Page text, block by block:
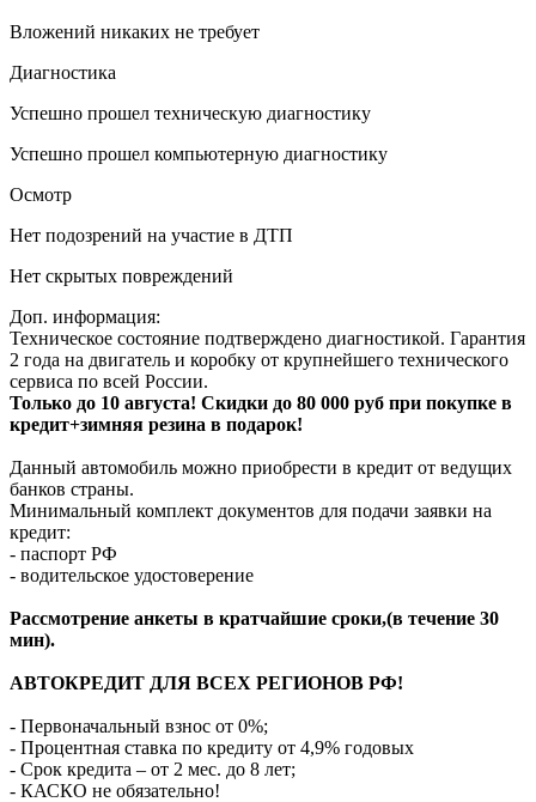
Вложений никаких не требует
Диагностика
Успешно прошел техническую диагностику
Успешно прошел компьютерную диагностику
Осмотр
Нет подозрений на участие в ДТП
Нет скрытых повреждений
Доп. информация:
Техническое состояние подтверждено диагностикой. Гарантия
2 года на двигатель и коробку от крупнейшего технического
сервиса по всей России.
Только до 10 августа! Скидки до 80 000 руб при покупке в
кредит+зимняя резина в подарок!
Данный автомобиль можно приобрести в кредит от ведущих
банков страны.
Минимальный комплект документов для подачи заявки на
кредит:
- паспорт РФ
- водительское удостоверение
Рассмотрение анкеты в кратчайшие сроки,(в течение 30
мин).
АВТОКРЕДИТ ДЛЯ ВСЕХ РЕГИОНОВ РФ!
- Первоначальный взнос от 0%;
- Процентная ставка по кредиту от 4,9% годовых
- Срок кредита – от 2 мес. до 8 лет;
- КАСКО не обязательно!